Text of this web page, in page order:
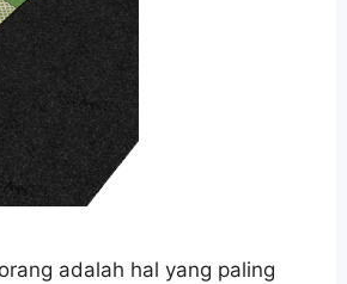
adalah hal yang paling